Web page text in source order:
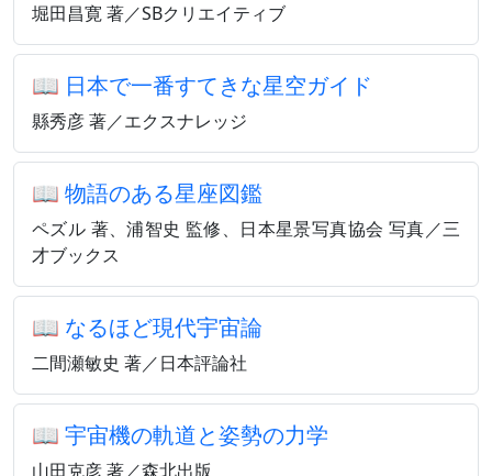
堀田昌寛 著／SBクリエイティブ
📖 日本で一番すてきな星空ガイド
縣秀彦 著／エクスナレッジ
📖 物語のある星座図鑑
ペズル 著、浦智史 監修、日本星景写真協会 写真／三
才ブックス
📖 なるほど現代宇宙論
二間瀬敏史 著／日本評論社
📖 宇宙機の軌道と姿勢の力学
山田克彦 著／森北出版